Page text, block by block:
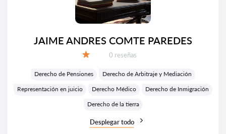
JAIME ANDRES COMTE PAREDES
Número de reseñas:
0 reseñas
Derecho de Pensiones
Derecho de Arbitraje y Mediación
Representación en juicio
Derecho Médico
Derecho de Inmigración
Derecho de la tierra
Desplegar todo